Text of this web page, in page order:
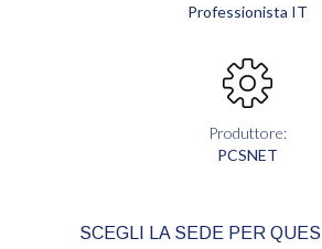
Professionista IT
Produttore:
PCSNET
SCEGLI LA SEDE PER